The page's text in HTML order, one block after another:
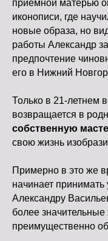
приемной матерью
иконописи, где
новые образа, но
работы Александр
предпочтение
его в Нижний
Только в 21-летнем
возвращается в
собственную
свою жизнь
Примерно в это же
начинает принимать
Александру
более
преимущественно